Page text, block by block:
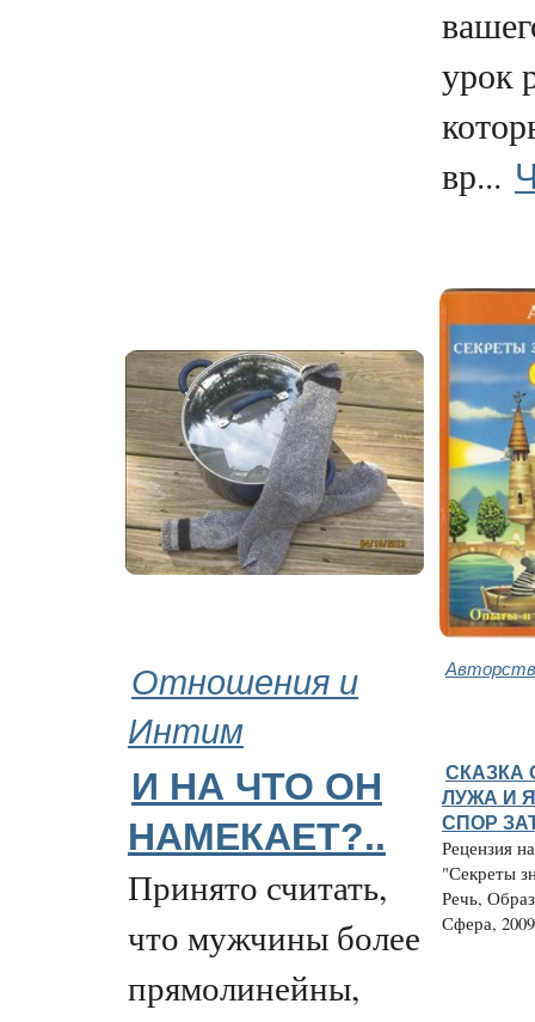
урок
вр...
Отношения и
Интим
И НА ЧТО ОН
НАМЕКАЕТ?..
Принято считать,
что мужчины более
прямолинейны,
СКАЗКА
ЛУЖА И
СПОР
Рецензия
"Секреты
Речь,
Сфера,